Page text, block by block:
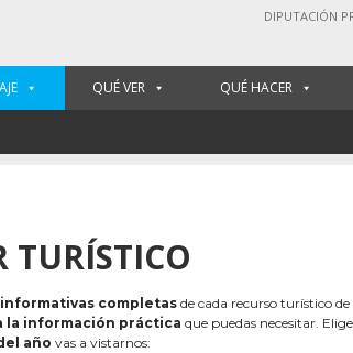
DIPUTACIÓN
QUÉ VER QUÉ HACER
TURÍSTICO
completas de cada recurso turístico
la información práctica que puedas necesitar.
año vas a vistarnos: